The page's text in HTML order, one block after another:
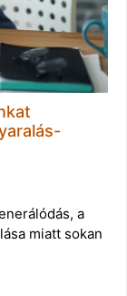
a
miatt sokan